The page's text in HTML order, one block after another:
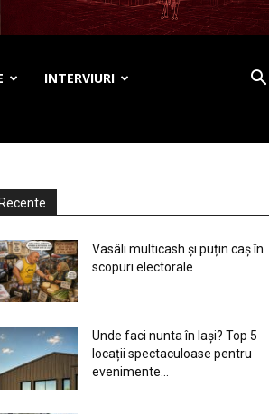
INTERVIURI
Vasâli multicash și puțin caș în
scopuri electorale
Unde faci nunta în Iași? Top 5
locații spectaculoase pentru
evenimente...